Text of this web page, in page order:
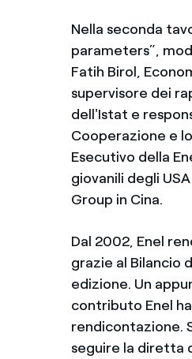
Nella seconda
parameters”,
Fatih Birol,
supervisore dei
dell'Istat e
Cooperazione e
Esecutivo della
giovanili degli
Group in Cina.
Dal 2002, Enel
grazie al Bilancio
edizione. Un
contributo Enel
rendicontazione.
seguire la diretta